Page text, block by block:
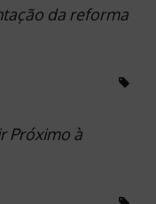
da reforma
Próximo à